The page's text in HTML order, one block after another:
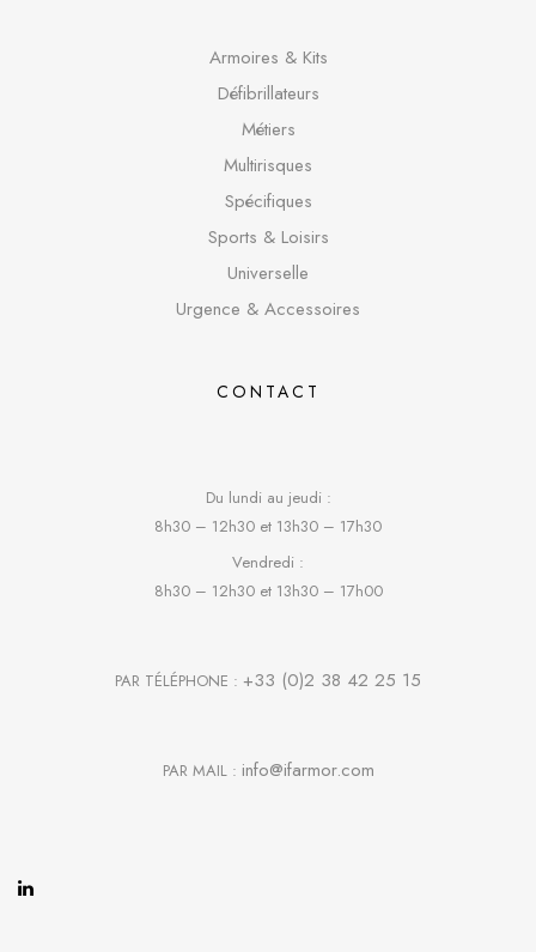
Armoires & Kits
Défibrillateurs
Métiers
Multirisques
Spécifiques
Sports & Loisirs
Universelle
Urgence & Accessoires
CONTACT
Du lundi au jeudi :
8h30 – 12h30 et 13h30 – 17h30
Vendredi :
8h30 – 12h30 et 13h30 – 17h00
PAR TÉLÉPHONE : +33 (0)2 38 42 25 15
PAR MAIL : info@ifarmor.com